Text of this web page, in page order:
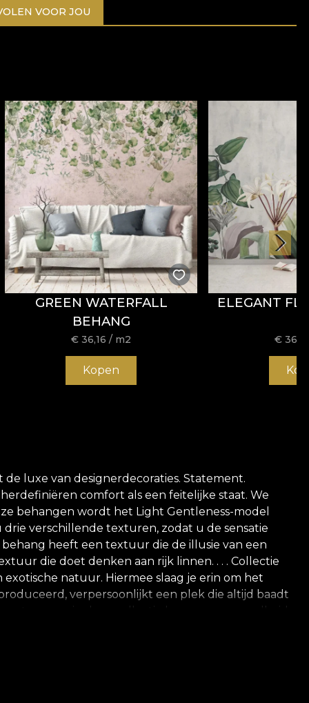
VOOR JOU
GREEN WATERFALL
BEHANG
€36,16 / m2
Kopen
ELEGANT
€
luxe van designerdecoraties. Statement.
comfort als een feitelijke staat. We
behangen wordt het Light Gentleness-model
verschillende texturen, zodat u de sensatie
heeft een textuur die de illusie van een
die doet denken aan rijk linnen. . . . Collectie
natuur. Hiermee slaag je erin om het
verpersoonlijkt een plek die altijd baadt